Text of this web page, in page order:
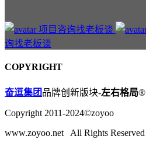
询找老板谈
COPYRIGHT
奋逗集团品牌创新版块-左右格局®
Copyright 2011-2024©zoyoo
www.zoyoo.net All Rights Reserved